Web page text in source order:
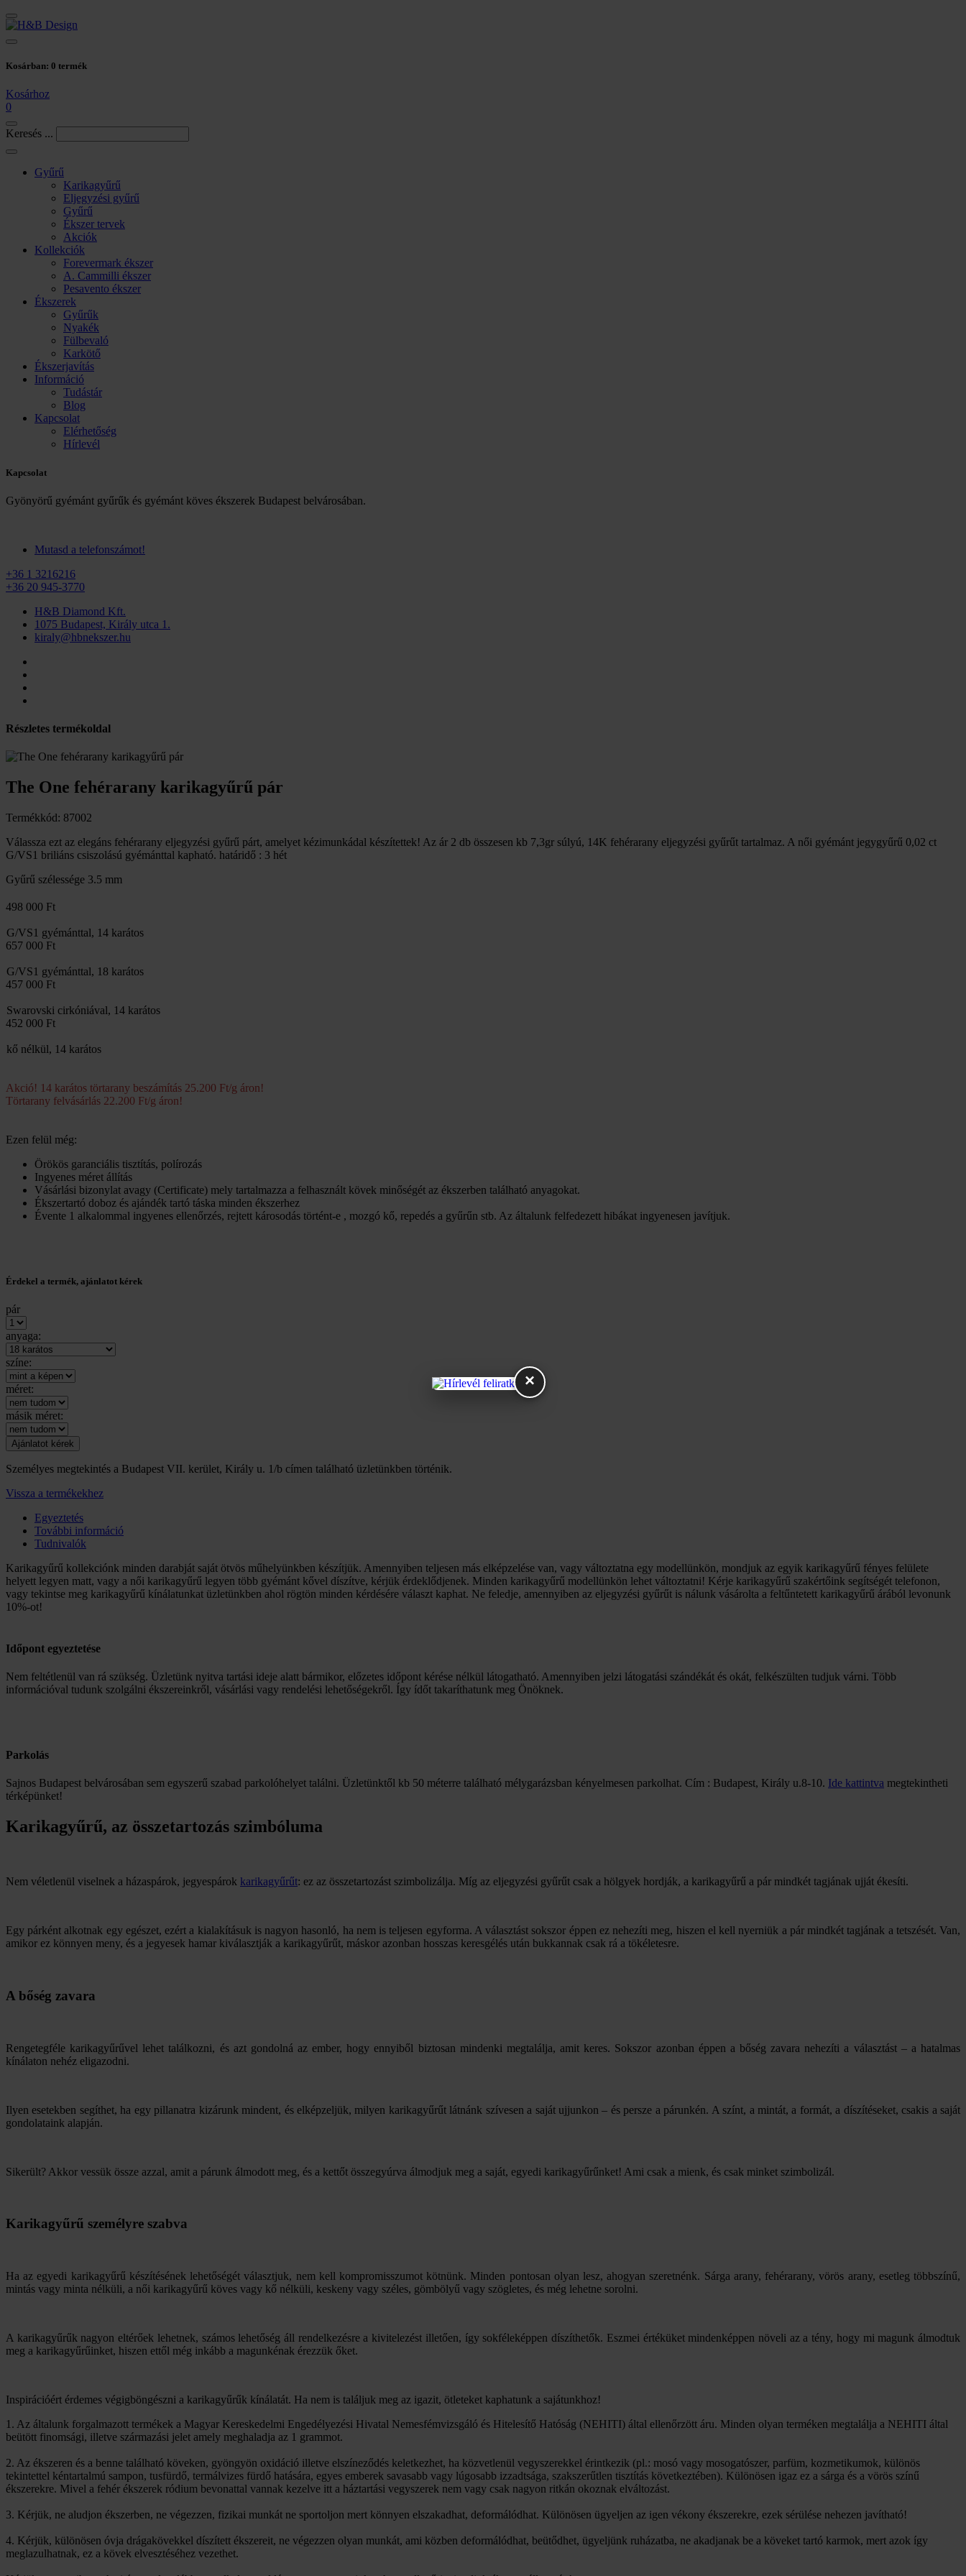
Kosárban: 0 termék
Kosárhoz
0
Keresés ...
Gyűrű
Karikagyűrű
Eljegyzési gyűrű
Gyűrű
Ékszer tervek
Akciók
Kollekciók
Forevermark ékszer
A. Cammilli ékszer
Pesavento ékszer
Ékszerek
Gyűrűk
Nyakék
Fülbevaló
Karkötő
Ékszerjavítás
Információ
Tudástár
Blog
Kapcsolat
Elérhetőség
Hírlevél
Kapcsolat
Gyönyörű gyémánt gyűrűk és gyémánt köves ékszerek Budapest belvárosában.
Mutasd a telefonszámot!
+36 1 3216216
+36 20 945-3770
H&B Diamond Kft.
1075 Budapest, Király utca 1.
kiraly@hbnekszer.hu
Részletes termékoldal
The One fehérarany karikagyűrű pár
Termékkód: 87002
Válassza ezt az elegáns fehérarany eljegyzési gyűrű párt, amelyet kézimunkádal készítettek! Az ár 2 db összesen kb 7,3gr súlyú, 14K fehérarany eljegyzési gyűrűt tartalmaz. A női gyémánt jegygyűrű 0,02 ct
G/VS1 briliáns csiszolású gyémánttal kapható. határidő : 3 hét
Gyűrű szélessége 3.5 mm
498 000 Ft
G/VS1 gyémánttal, 14 karátos
657 000 Ft
G/VS1 gyémánttal, 18 karátos
457 000 Ft
Swarovski cirkóniával, 14 karátos
452 000 Ft
kő nélkül, 14 karátos
Akció! 14 karátos törtarany beszámítás 25.200 Ft/g áron!
Törtarany felvásárlás 22.200 Ft/g áron!
Ezen felül még:
Örökös garanciális tisztítás, polírozás
Ingyenes méret állítás
Vásárlási bizonylat avagy (Certificate) mely tartalmazza a felhasznált kövek minőségét az ékszerben található anyagokat.
Ékszertartó doboz és ajándék tartó táska minden ékszerhez
Évente 1 alkalommal ingyenes ellenőrzés, rejtett károsodás történt-e , mozgó kő, repedés a gyűrűn stb. Az általunk felfedezett hibákat ingyenesen javítjuk.
Érdekel a termék, ajánlatot kérek
pár
anyaga:
színe:
méret:
másik méret:
Személyes megtekintés a Budapest VII. kerület, Király u. 1/b címen található üzletünkben történik.
Vissza a termékekhez
Egyeztetés
További információ
Tudnivalók
Karikagyűrű kollekciónk minden darabját saját ötvös műhelyünkben készítjük. Amennyiben teljesen más elképzelése van, vagy változtatna egy modellünkön, mondjuk az egyik karikagyűrű fényes felülete
helyett legyen matt, vagy a női karikagyűrű legyen több gyémánt kővel díszítve, kérjük érdeklődjenek. Minden karikagyűrű modellünkön lehet változtatni! Kérje karikagyűrű szakértőink segítségét telefonon,
vagy tekintse meg karikagyűrű kínálatunkat üzletünkben ahol rögtön minden kérdésére választ kaphat. Ne feledje, amennyiben az eljegyzési gyűrűt is nálunk vásárolta a feltűntetett karikagyűrű árából levonunk
10%-ot!
Időpont egyeztetése
Nem feltétlenül van rá szükség. Üzletünk nyitva tartási ideje alatt bármikor, előzetes időpont kérése nélkül látogatható. Amennyiben jelzi látogatási szándékát és okát, felkészülten tudjuk várni. Több
információval tudunk szolgálni ékszereinkről, vásárlási vagy rendelési lehetőségekről. Így ídőt takaríthatunk meg Önöknek.
Parkolás
Sajnos Budapest belvárosában sem egyszerű szabad parkolóhelyet találni. Üzletünktől kb 50 méterre található mélygarázsban kényelmesen parkolhat. Cím : Budapest, Király u.8-10. Ide kattintva megtekintheti
térképünket!
Karikagyűrű, az összetartozás szimbóluma
Nem véletlenül viselnek a házaspárok, jegyespárok karikagyűrűt: ez az összetartozást szimbolizálja. Míg az eljegyzési gyűrűt csak a hölgyek hordják, a karikagyűrű a pár mindkét tagjának ujját ékesíti.
Egy párként alkotnak egy egészet, ezért a kialakításuk is nagyon hasonló, ha nem is teljesen egyforma. A választást sokszor éppen ez nehezíti meg, hiszen el kell nyerniük a pár mindkét tagjának a tetszését. Van,
amikor ez könnyen meny, és a jegyesek hamar kiválasztják a karikagyűrűt, máskor azonban hosszas keresgélés után bukkannak csak rá a tökéletesre.
A bőség zavara
Rengetegféle karikagyűrűvel lehet találkozni, és azt gondolná az ember, hogy ennyiből biztosan mindenki megtalálja, amit keres. Sokszor azonban éppen a bőség zavara nehezíti a választást – a hatalmas
kínálaton nehéz eligazodni.
Ilyen esetekben segíthet, ha egy pillanatra kizárunk mindent, és elképzeljük, milyen karikagyűrűt látnánk szívesen a saját ujjunkon – és persze a párunkén. A színt, a mintát, a formát, a díszítéseket, csakis a saját
gondolataink alapján.
Sikerült? Akkor vessük össze azzal, amit a párunk álmodott meg, és a kettőt összegyúrva álmodjuk meg a saját, egyedi karikagyűrűnket! Ami csak a mienk, és csak minket szimbolizál.
Karikagyűrű személyre szabva
Ha az egyedi karikagyűrű készítésének lehetőségét választjuk, nem kell kompromisszumot kötnünk. Minden pontosan olyan lesz, ahogyan szeretnénk. Sárga arany, fehérarany, vörös arany, esetleg többszínű,
mintás vagy minta nélküli, a női karikagyűrű köves vagy kő nélküli, keskeny vagy széles, gömbölyű vagy szögletes, és még lehetne sorolni.
A karikagyűrűk nagyon eltérőek lehetnek, számos lehetőség áll rendelkezésre a kivitelezést illetően, így sokféleképpen díszíthetők. Eszmei értéküket mindenképpen növeli az a tény, hogy mi magunk álmodtuk
meg a karikagyűrűinket, hiszen ettől még inkább a magunkénak érezzük őket.
Inspirációért érdemes végigböngészni a karikagyűrűk kínálatát. Ha nem is találjuk meg az igazit, ötleteket kaphatunk a sajátunkhoz!
1. Az általunk forgalmazott termékek a Magyar Kereskedelmi Engedélyezési Hivatal Nemesfémvizsgáló és Hitelesítő Hatóság (NEHITI) által ellenőrzött áru. Minden olyan terméken megtalálja a NEHITI által
beütött finomsági, illetve származási jelet amely meghaladja az 1 grammot.
2. Az ékszeren és a benne található köveken, gyöngyön oxidáció illetve elszíneződés keletkezhet, ha közvetlenül vegyszerekkel érintkezik (pl.: mosó vagy mosogatószer, parfüm, kozmetikumok, különös
tekintettel kéntartalmú sampon, tusfürdő, termálvizes fürdő hatására, egyes emberek savasabb vagy lúgosabb izzadtsága, szakszerűtlen tisztítás következtében). Különösen igaz ez a sárga és a vörös színű
ékszerekre. Mivel a fehér ékszerek ródium bevonattal vannak kezelve itt a háztartási vegyszerek nem vagy csak nagyon ritkán okoznak elváltozást.
3. Kérjük, ne aludjon ékszerben, ne végezzen, fizikai munkát ne sportoljon mert könnyen elszakadhat, deformálódhat. Különösen ügyeljen az igen vékony ékszerekre, ezek sérülése nehezen javítható!
4. Kérjük, különösen óvja drágakövekkel díszített ékszereit, ne végezzen olyan munkát, ami közben deformálódhat, beütődhet, ügyeljünk ruházatba, ne akadjanak be a köveket tartó karmok, mert azok így
meglazulhatnak, ez a kövek elvesztéséhez vezethet.
×